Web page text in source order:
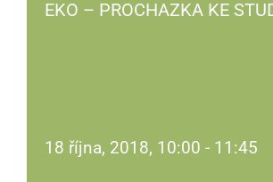
EKO – PROCHAZKA KE
18 října, 2018, 10:00 - 11:45